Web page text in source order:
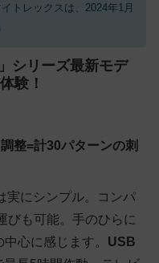
トレックスは、2024年1月
シリーズ最新モデ
験！
整=計30パターンの刺
実にシンプル。コンパ
びも可能。手のひらに
心に感じます。 USB